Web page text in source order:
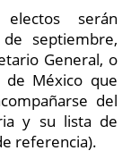
serán
septiembre,
General, o
de México que
del
y su lista de
referencia).